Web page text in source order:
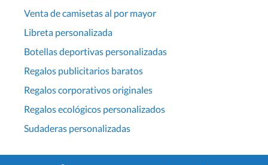
Venta de camisetas al por mayor
Libreta personalizada
Botellas deportivas personalizadas
Regalos publicitarios baratos
Regalos corporativos originales
Regalos ecológicos personalizados
Sudaderas personalizadas